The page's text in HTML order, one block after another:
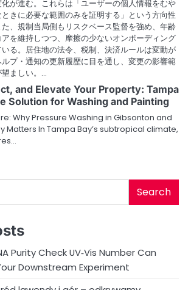
が進む。これらは「ユーザーの個人情報をむや
きに必要な範囲のみを証明する」という方向性
、規制当局側もリスクベース監督を強め、年齢
を維持しつつ、摩擦の少ないオンボーディング
る。居住地の法令、税制、決済ルールは変動が
プ・通知の更新履歴に目を通し、変更の影響範
ましい。…
and Elevate Your Property: Tampa
Solution for Washing and Painting
Why Pressure Washing in Gibsonton and
Matters In Tampa Bay’s subtropical climate,
Search
Purity Check UV‑Vis Number Can
Downstream Experiment